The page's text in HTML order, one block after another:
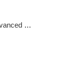
Квадрокоптер DJI Inspire 2 X5S Advanced Kit UA CERT.